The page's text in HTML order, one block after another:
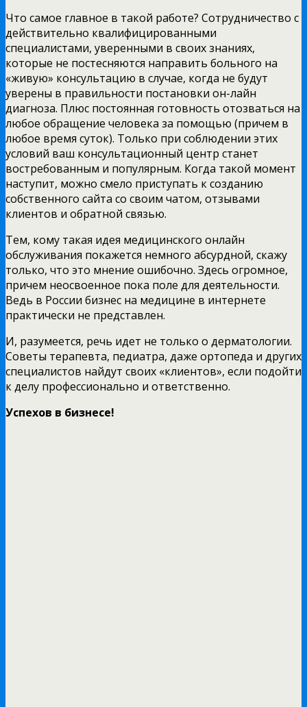
Что самое главное в такой работе? Сотрудничество с
действительно квалифицированными
специалистами, уверенными в своих знаниях,
которые не постесняются направить больного на
«живую» консультацию в случае, когда не будут
уверены в правильности постановки он-лайн
диагноза. Плюс постоянная готовность отозваться на
любое обращение человека за помощью (причем в
любое время суток). Только при соблюдении этих
условий ваш консультационный центр станет
востребованным и популярным. Когда такой момент
наступит, можно смело приступать к созданию
собственного сайта со своим чатом, отзывами
клиентов и обратной связью.
Тем, кому такая идея медицинского онлайн
обслуживания покажется немного абсурдной, скажу
только, что это мнение ошибочно. Здесь огромное,
причем неосвоенное пока поле для деятельности.
Ведь в России бизнес на медицине в интернете
практически не представлен.
И, разумеется, речь идет не только о дерматологии.
Советы терапевта, педиатра, даже ортопеда и других
специалистов найдут своих «клиентов», если подойти
к делу профессионально и ответственно.
Успехов в бизнесе!